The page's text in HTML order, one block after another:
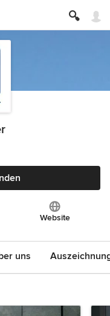
Website
uns